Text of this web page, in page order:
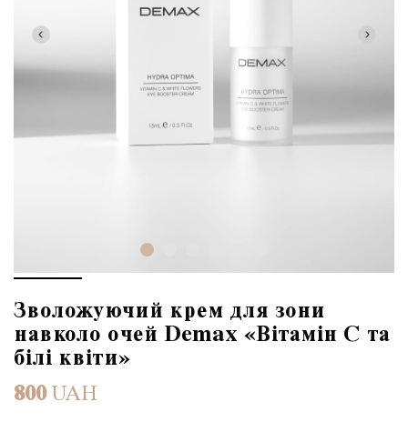
Зволожуючий крем для зони
навколо очей Demax «Вітамін C та
білі квіти»
800 UAH